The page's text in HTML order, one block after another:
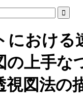
における
の上手な
視図法の